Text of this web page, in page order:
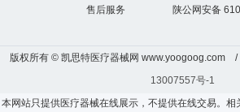
售后服务
陕公网安备
版权所有 © 凯思特医疗器械网 www.yoogoog.com /
13007557号-1
本网站只提供医疗器械在线展示，不提供在线交易。